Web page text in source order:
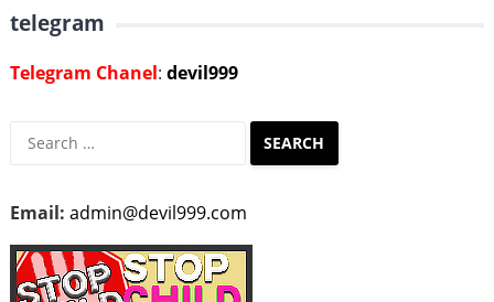
telegram
Telegram Chanel: devil999
Search
Email: admin@devil999.com